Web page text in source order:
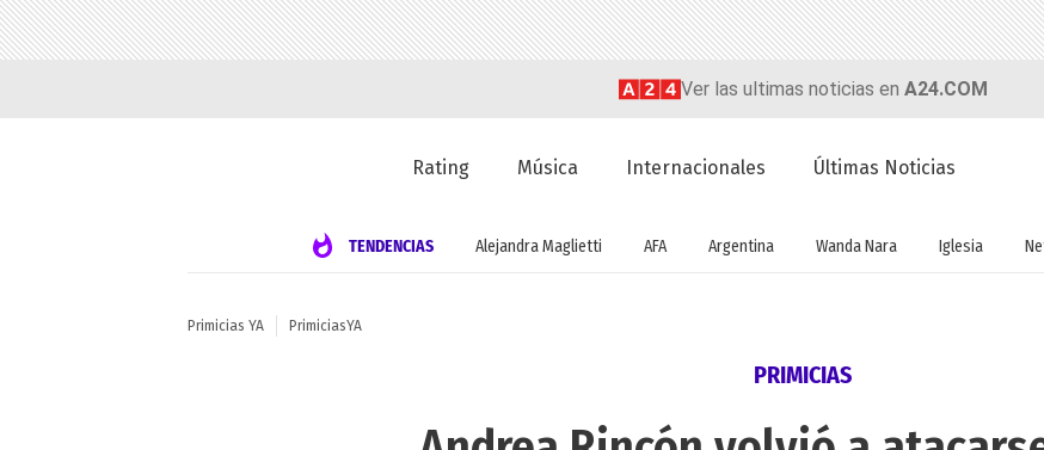
Ver las ultimas noticias en A24.COM
Rating Música Internacionales Últimas Noticias
TENDENCIAS Alejandra Maglietti AFA Argentina Wanda Nara Iglesia
Primicias YA PrimiciasYA
PRIMICIAS